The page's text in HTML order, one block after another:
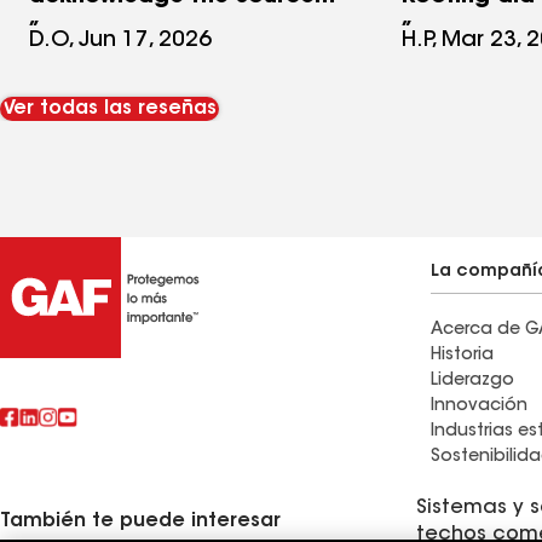
of the damage, which is
roofing nails. Would not
management.
D.O, Jun 17, 2026
From start
worked
care and
step of the
clearly
they went
confident
H.P, Mar 23,
Ver todas las reseñas
La
Acerca de
Historia
Liderazgo
Innovación
Industrias
También te puede interesar
Sistemas y
techos